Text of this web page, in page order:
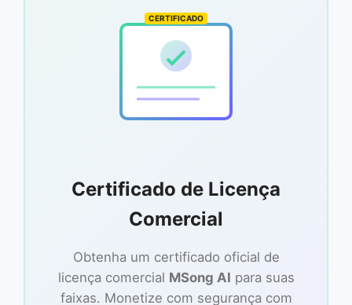
CERTIFICADO
Certificado de Licença
Comercial
Obtenha um certificado oficial de
licença comercial MSong AI para suas
faixas. Monetize com segurança com